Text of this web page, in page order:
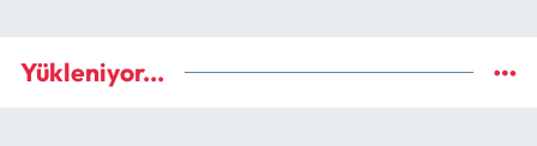
Yükleniyor...